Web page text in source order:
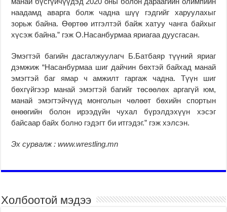
наадамд аварга болж чадна шүү гэдгийг харуулахыг
зорьж байна. Өөртөө итгэлтэй байж хатуу чанга байхыг
хүсэж байна.” гэж О.Насанбурмаа яриагаа дуусгасан.
Эмэгтэй багийн дасгалжуулагч Б.Батбаяр түүний яриаг
дэмжиж “Насанбурмаа шиг дайчин бөхтэй байхад манай
эмэгтэй баг ямар ч амжилт гаргаж чадна. Түүн шиг
бөхгүйгээр манай эмэгтэй багийг төсөөлөх аргагүй юм,
манай эмэгтэйчүүд монголын чөлөөт бөхийн спортын
өнөөгийн болон ирээдүйн чухал бүрэлдэхүүн хэсэг
байсаар байх болно гэдэгт би итгэдэг.” гэж хэлсэн.
Эх сурвалж : www.wrestling.mn
Холбоотой мэдээ